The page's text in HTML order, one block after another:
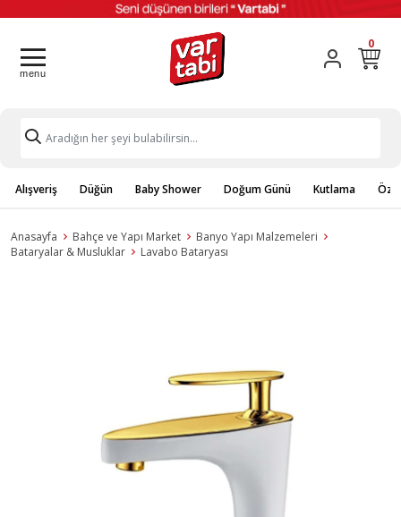
0
Alışveriş Düğün Baby Shower Doğum Günü Kutlama
Anasayfa Bahçe ve Yapı Market
Banyo Yapı Malzemeleri
Bataryalar & Musluklar
Lavabo Bataryası